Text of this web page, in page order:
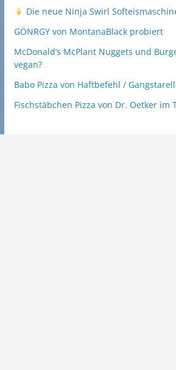
Die neue Ninja Swirl
GÖNRGY von MontanaBlack probiert
McDonald’s McPlant Nuggets und
vegan?
Babo Pizza von Haftbefehl /
Fischstäbchen Pizza von Dr. Oetker im